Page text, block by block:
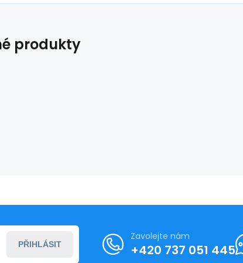
produkty
PŘIHLÁSIT
Zavolejte nám
+420 737 051 445